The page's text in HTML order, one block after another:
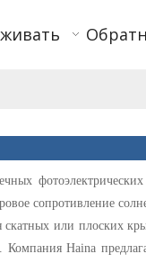
сопротивление
или плоских
Haina